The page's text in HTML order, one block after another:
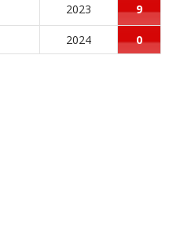
2023 9
2024 0